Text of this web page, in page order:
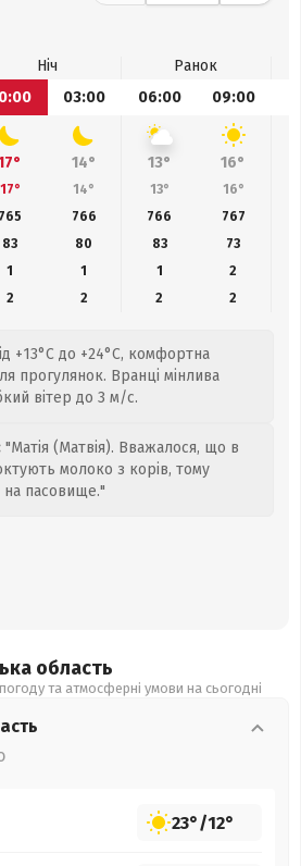
Ніч
Ранок
03:00 06:00 09:00
14° 13° 16°
17° 14° 13° 16°
765
766 766 767
83
80 83 73
1
1 1
2
2
2 2 2
+13°C до +24°C, комфортна
прогулянок. Вранці мінлива
вітер до 3 м/с.
"Матія (Матвія). Вважалося, що в
молоко з корів, тому
на пасовище."
область
та атмосферні умови на сьогодні
23°/12°